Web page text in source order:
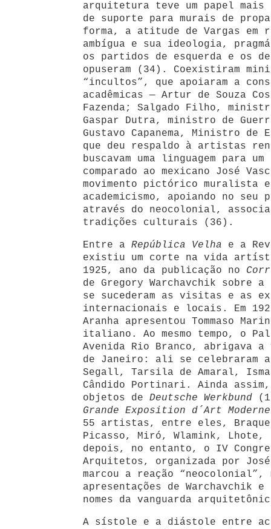
arquitetura teve um papel mais
de suporte para murais de
forma, a atitude de Vargas
ambígua e sua ideologia,
os partidos de esquerda e os
opuseram (34). Coexistiram
“incultos”, que apoiaram a
acadêmicas — Artur de Souza
Fazenda; Salgado Filho,
Gaspar Dutra, ministro de
Gustavo Capanema, Ministro de
que deu respaldo à artistas
buscavam uma linguagem para
comparado ao mexicano José
movimento pictórico muralista
academicismo, apoiando no seu
através do neocolonial,
tradições culturais (36).
Entre a República Velha e a
existiu um corte na vida
1925, ano da publicação no
de Gregory Warchavchik sobre
se sucederam as visitas e as
internacionais e locais. Em
Aranha apresentou Tommaso
italiano. Ao mesmo tempo, o
Avenida Rio Branco, abrigava
de Janeiro: ali se celebraram
Segall, Tarsila de Amaral,
Cândido Portinari. Ainda assim,
objetos de Deutsche Werkbund
Grande Exposition d´Art
55 artistas, entre eles,
Picasso, Miró, Wlamink, Lhote,
depois, no entanto, o IV
Arquitetos, organizada por
marcou a reação “neocolonial”,
apresentações de Warchavchik
nomes da vanguarda
A sístole e a diástole entre